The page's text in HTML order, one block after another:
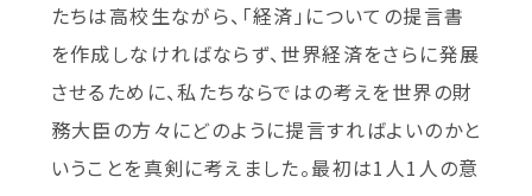
たちは高校生ながら、「経済」についての提言書
を作成しなければならず、世界経済をさらに発展
させるために、私たちならではの考えを世界の財
務大臣の方々にどのように提言すればよいのかと
いうことを真剣に考えました。最初は1人1人の意